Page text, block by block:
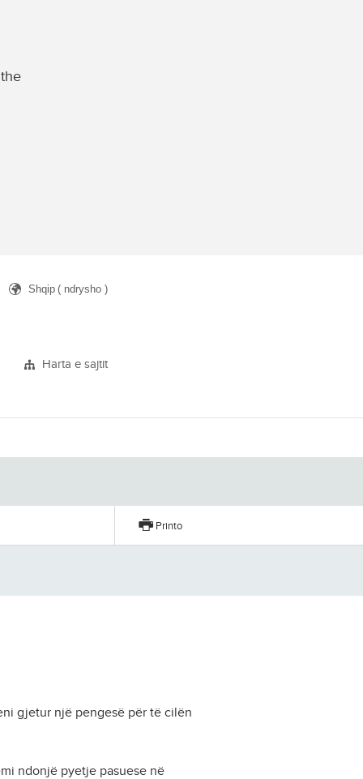
Shqip ( ndrysho )
Harta e sajtit
Printo
gjetur një pengesë për të cilën
ndonjë pyetje pasuese në